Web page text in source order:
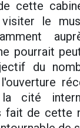
cette
le
pourrait
du
la cité
fait de cette